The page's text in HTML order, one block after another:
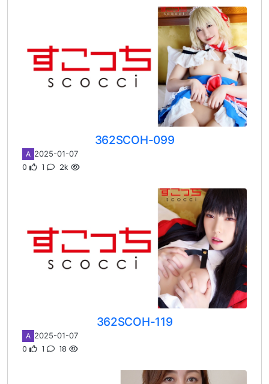
362SCOH-099
A 2025-01-07
0 1 2k
362SCOH-119
A 2025-01-07
0 1 18